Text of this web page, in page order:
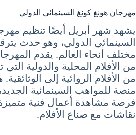
مهرجان هونغ كونغ السينمائي الدولي
يشهد شهر أبريل أيضًا تنظيم
السينمائي الدولي، وهو حدث
مختلف أنحاء العالم. يقدم
من الأفلام المحلية والدولية
من الأفلام الروائية إلى
منصة للمواهب السينمائية
فرصة مشاهدة أعمال فنية
نقاشات مع صناع الأفلام.